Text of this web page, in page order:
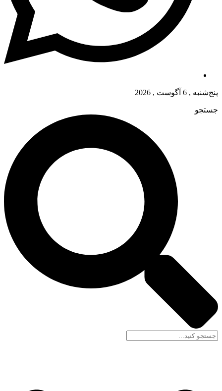
پنج‌شنبه , 6 آگوست , 2026
جستجو